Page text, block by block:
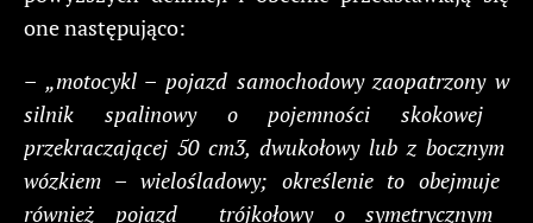
one następująco:
– „motocykl– pojazd samochodowyzaopatrzonyw
silnik spalinowyopojemności skokowej
przekraczającej 50cm3, dwukołowylub z bocznym
wózkiem – wielośladowy; określenieto obejmuje
również pojazdtrójkołowyosymetrycznym